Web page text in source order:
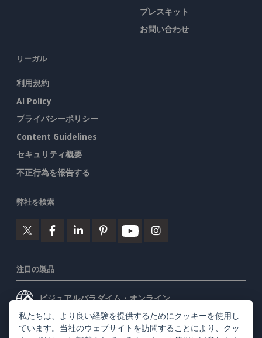
プレスキット
お問い合わせ
リーガル
利用規約
AI Policy
プライバシーポリシー
Content Guidelines
セキュリティ概要
不正行為を報告する
弊社を検索
注目の製品
ビジュアルパラダイム・オンライン
ビジュアルパラダイムデスクトップ
私たちは、より良い経験を提供するためにクッキーを使用し
ています。当社のウェブサイトを訪問することにより、 クッ